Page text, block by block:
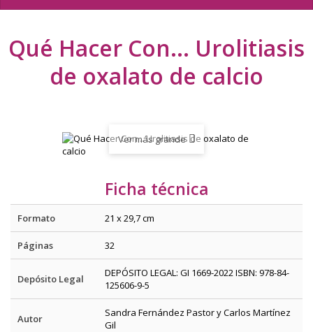
Qué Hacer Con... Urolitiasis
de oxalato de calcio
Ver más grande
Ficha técnica
Formato 21 x 29,7 cm
Páginas 32
Depósito Legal
DEPÓSITO LEGAL: GI 1669-2022 ISBN: 978-84-
125606-9-5
Autor
Sandra Fernández Pastor y Carlos Martínez
Gil